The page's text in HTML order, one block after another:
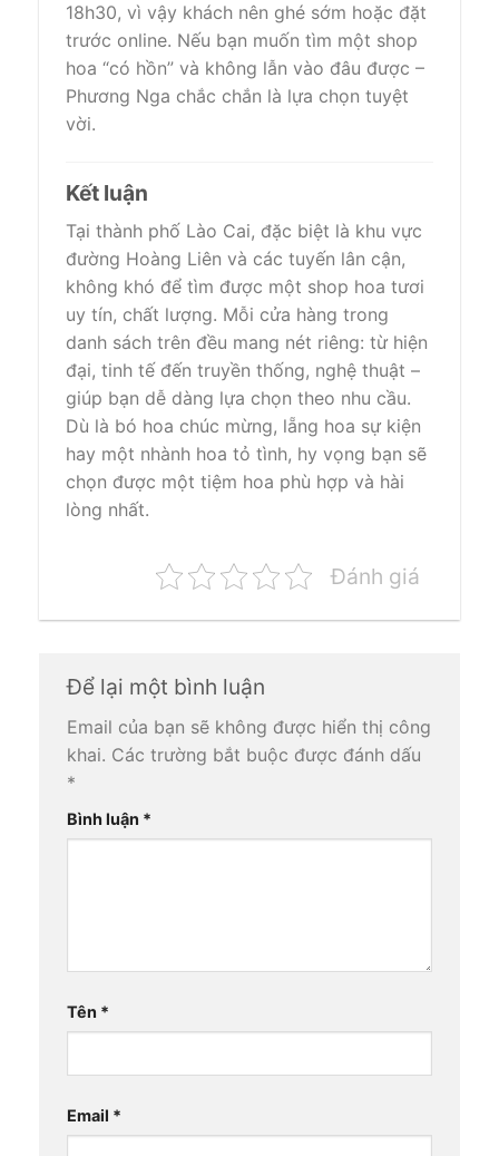
18h30, vì vậy khách nên ghé sớm hoặc đặt
trước online. Nếu bạn muốn tìm một shop
hoa “có hồn” và không lẫn vào đâu được –
Phương Nga chắc chắn là lựa chọn tuyệt
vời.
Kết luận
Tại thành phố Lào Cai, đặc biệt là khu vực
đường Hoàng Liên và các tuyến lân cận,
không khó để tìm được một shop hoa tươi
uy tín, chất lượng. Mỗi cửa hàng trong
danh sách trên đều mang nét riêng: từ hiện
đại, tinh tế đến truyền thống, nghệ thuật –
giúp bạn dễ dàng lựa chọn theo nhu cầu.
Dù là bó hoa chúc mừng, lẵng hoa sự kiện
hay một nhành hoa tỏ tình, hy vọng bạn sẽ
chọn được một tiệm hoa phù hợp và hài
lòng nhất.
Đánh giá
Để lại một bình luận
Email của bạn sẽ không được hiển thị công
khai. Các trường bắt buộc được đánh dấu
*
Bình luận *
Tên *
Email *